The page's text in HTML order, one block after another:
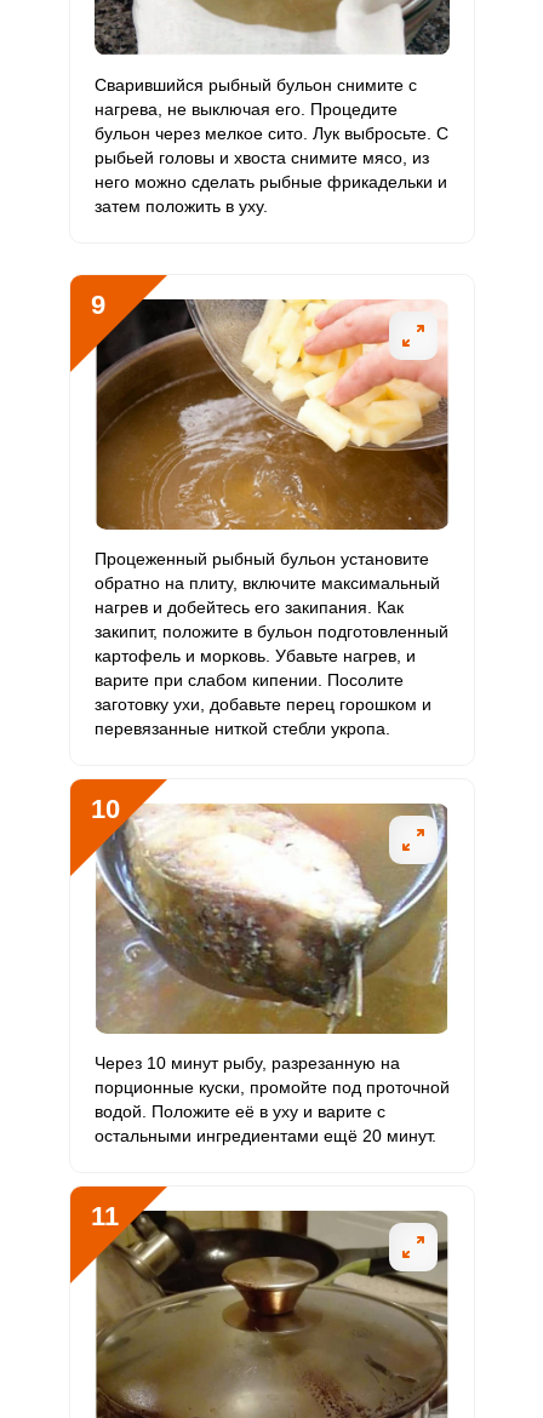
Сварившийся рыбный бульон снимите с
нагрева, не выключая его. Процедите
бульон через мелкое сито. Лук выбросьте. С
рыбьей головы и хвоста снимите мясо, из
него можно сделать рыбные фрикадельки и
затем положить в уху.
9
Процеженный рыбный бульон установите
обратно на плиту, включите максимальный
нагрев и добейтесь его закипания. Как
закипит, положите в бульон подготовленный
картофель и морковь. Убавьте нагрев, и
варите при слабом кипении. Посолите
заготовку ухи, добавьте перец горошком и
перевязанные ниткой стебли укропа.
10
Через 10 минут рыбу, разрезанную на
порционные куски, промойте под проточной
водой. Положите её в уху и варите с
остальными ингредиентами ещё 20 минут.
11